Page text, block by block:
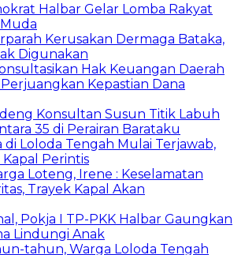
Halbar Gelar Lomba Rakyat
Kerusakan Dermaga Bataka,
Digunakan
Hak Keuangan Daerah
Kepastian Dana
Konsultan Susun Titik Labuh
35 di Perairan Barataku
di Loloda Tengah Mulai Terjawab,
Perintis
Loteng, Irene : Keselamatan
Trayek Kapal Akan
Pokja I TP-PKK Halbar Gaungkan
Lindungi Anak
tahun, Warga Loloda Tengah